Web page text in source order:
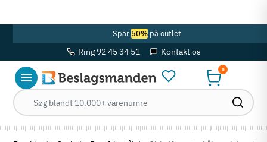
Spar 50%på outlet
Ring 92 45 34 51 Kontakt os
0